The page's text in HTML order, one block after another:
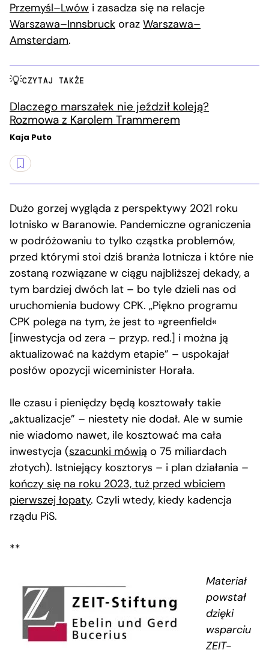
Przemyśl–Lwów i zasadza się na relacje
Warszawa–Innsbruck oraz Warszawa–
Amsterdam.
CZYTAJ TAKŻE
Dlaczego marszałek nie jeździł koleją?
Rozmowa z Karolem Trammerem
Kaja Puto
Dużo gorzej wygląda z perspektywy 2021 roku
lotnisko w Baranowie. Pandemiczne ograniczenia
w podróżowaniu to tylko cząstka problemów,
przed którymi stoi dziś branża lotnicza i które nie
zostaną rozwiązane w ciągu najbliższej dekady, a
tym bardziej dwóch lat – bo tyle dzieli nas od
uruchomienia budowy CPK. „Piękno programu
CPK polega na tym, że jest to »greenfield«
[inwestycja od zera – przyp. red.] i można ją
aktualizować na każdym etapie” – uspokajał
posłów opozycji wiceminister Horała.
Ile czasu i pieniędzy będą kosztowały takie
„aktualizacje” – niestety nie dodał. Ale w sumie
nie wiadomo nawet, ile kosztować ma cała
inwestycja (szacunki mówią o 75 miliardach
złotych). Istniejący kosztorys – i plan działania –
kończy się na roku 2023, tuż przed wbiciem
pierwszej łopaty. Czyli wtedy, kiedy kadencja
rządu PiS.
**
Materiał
powstał
dzięki
wsparciu
ZEIT-